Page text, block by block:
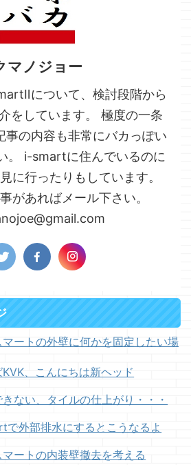
マノジョー
について、検討段階から
をしています。 極度の一条
事の内容も非常にバカっぽい
。 i-smartに住んでいるのに
に行ったりもしています。
があればメール下さい。
マートの外壁に何かを固定したい場
KVK、こんにちは新ヘッド
ない、タイルの仕上がり・・・
で外部排水にするとこうなるよ
マートの内装壁撤去を考える